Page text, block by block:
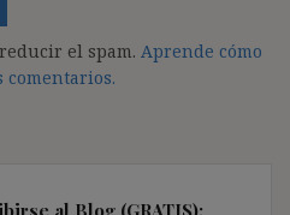
el spam. Aprende cómo
comentarios.
al Blog (GRATIS):